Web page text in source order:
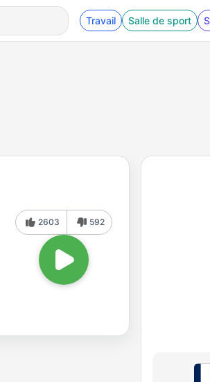
Travail Salle de sport
2603 592